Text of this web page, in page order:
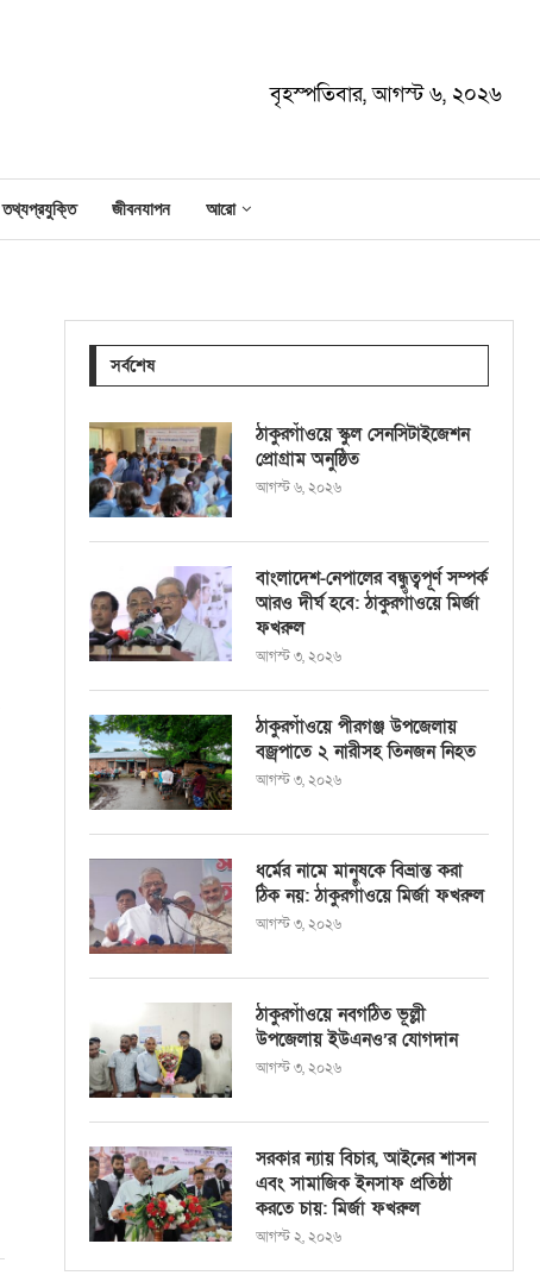
বৃহস্পতিবার, আগস্ট ৬, ২০২৬
তথ্যপ্রযুক্তি জীবনযাপন আরো
সর্বশেষ
ঠাকুরগাঁওয়ে স্কুল সেনসিটাইজেশন
প্রোগ্রাম অনুষ্ঠিত
আগস্ট ৬, ২০২৬
বাংলাদেশ-নেপালের বন্ধুত্বপূর্ণ সম্পর্ক
আরও দীর্ঘ হবে: ঠাকুরগাঁওয়ে মির্জা
ফখরুল
আগস্ট ৩, ২০২৬
ঠাকুরগাঁওয়ে পীরগঞ্জ উপজেলায়
বজ্রপাতে ২ নারীসহ তিনজন নিহত
আগস্ট ৩, ২০২৬
ধর্মের নামে মানুষকে বিভ্রান্ত করা
ঠিক নয়: ঠাকুরগাঁওয়ে মির্জা ফখরুল
আগস্ট ৩, ২০২৬
ঠাকুরগাঁওয়ে নবগঠিত ভূল্লী
উপজেলায় ইউএনও’র যোগদান
আগস্ট ৩, ২০২৬
সরকার ন্যায় বিচার, আইনের শাসন
এবং সামাজিক ইনসাফ প্রতিষ্ঠা
করতে চায়: মির্জা ফখরুল
আগস্ট ২, ২০২৬